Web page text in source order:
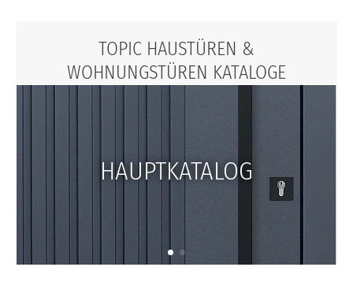
TOPIC HAUSTÜREN &
WOHNUNGSTÜREN KATALOGE
HAUPTKATALOG